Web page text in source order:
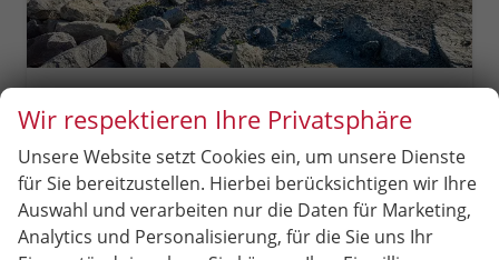
Fahrzeugnr. 86786 Getriebe Schalt. 6-Gang
Kraftstoff Benzin Leistung 110 kW (150 PS)
Wir respektieren Ihre Privatsphäre
Unsere Website setzt Cookies ein, um unsere Dienste
für Sie bereitzustellen. Hierbei berücksichtigen wir Ihre
Auswahl und verarbeiten nur die Daten für Marketing,
Analytics und Personalisierung, für die Sie uns Ihr